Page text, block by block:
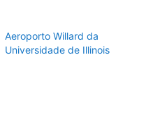
Aeroporto Willard da
Universidade de Illinois